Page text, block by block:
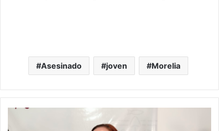
Asesinado joven Morelia